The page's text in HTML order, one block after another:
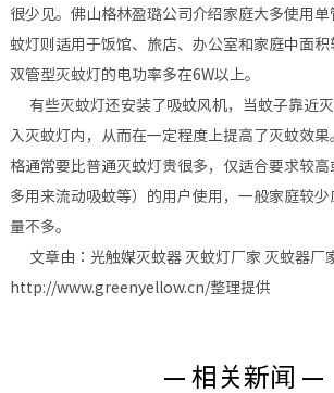
很少见。佛山格林盈璐公司介绍家庭大多使用单
蚊灯则适用于饭馆、旅店、办公室和家庭中面积
双管型灭蚊灯的电功率多在6W以上。
有些灭蚊灯还安装了吸蚊风机，当蚊子靠近
入灭蚊灯内，从而在一定程度上提高了灭蚊效
格通常要比普通灭蚊灯贵很多，仅适合要求较
多用来流动吸蚊等）的用户使用，一般家庭较
量不多。
文章由：光触媒灭蚊器 灭蚊灯厂家 灭蚊器厂
http://www.greenyellow.cn/整理提供
— 相关新闻 —